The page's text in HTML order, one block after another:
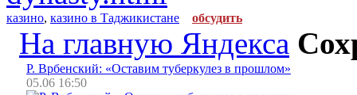
казино, казино в Таджикистане обсудить
На главную Яндекса
Р. Врбенский: «Оставим туберкулез в прошлом»
05.06 16:50